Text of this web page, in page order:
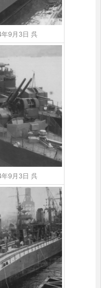
9月3日 呉
9月3日 呉